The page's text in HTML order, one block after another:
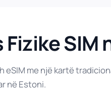
SIM
me një kartë
në Estoni.